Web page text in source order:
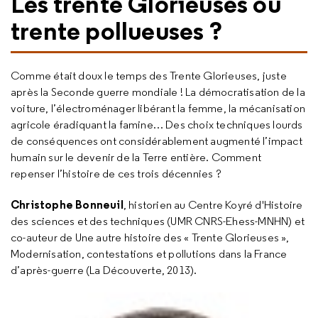
trente pollueuses ?
Comme était doux le temps des Trente Glorieuses, juste
après la Seconde guerre mondiale ! La démocratisation de la
voiture, l’électroménager libérant la femme, la mécanisation
agricole éradiquant la famine… Des choix techniques lourds
de conséquences ont considérablement augmenté l’impact
humain sur le devenir de la Terre entière. Comment
repenser l’histoire de ces trois décennies ?
Christophe Bonneuil, historien au Centre Koyré d'Histoire
des sciences et des techniques (UMR CNRS-Ehess-MNHN) et
co-auteur de Une autre histoire des « Trente Glorieuses »,
Modernisation, contestations et pollutions dans la France
d’après-guerre (La Découverte, 2013).